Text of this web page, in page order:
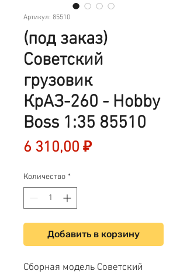
Артикул: 85510
(под заказ)
Советский
грузовик
КрАЗ-260 - Hobby
Boss 1:35 85510
6 310,00 ₽Цена
Количество *
Добавить в корзину
Сборная модель Советский